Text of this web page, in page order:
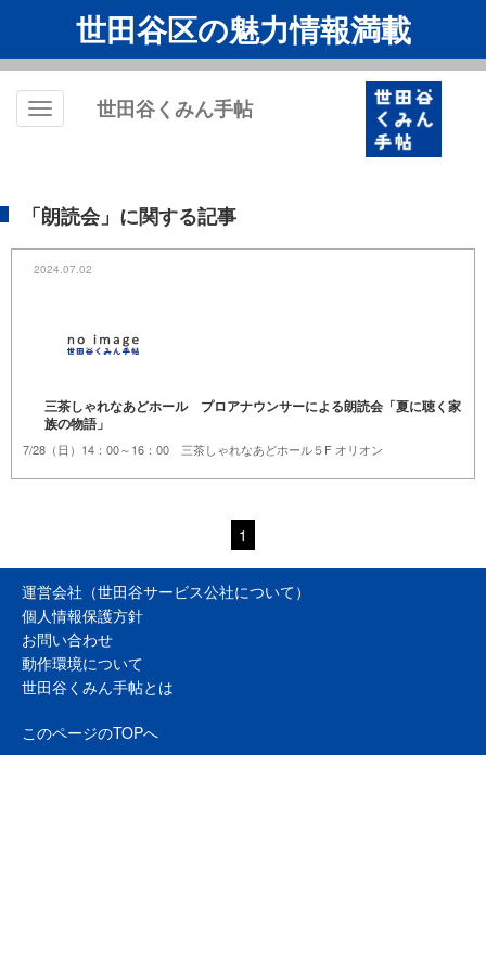
世田谷区の魅力情報満載
Toggle
世田谷くみん手帖
「朗読会」に関する記事
2024.07.02
三茶しゃれなあどホール プロアナウンサーによる朗読会「夏に聴く家
族の物語」
7/28（日）14：00～16：00 三茶しゃれなあどホール５F オリオン
1
運営会社（世田谷サービス公社について）
個人情報保護方針
お問い合わせ
動作環境について
世田谷くみん手帖とは
このページのTOPへ